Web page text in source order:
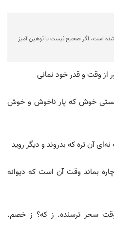
است، اگر صحیح نیست یا توهین آمیز
از وقت و قدر خود نمانی
خوش که پار ناخوش و خوش
آن تره که بدروند و دیگر روید
بماند وقت آن است که دیوانه
سحر ترسنده. ز که؟ ز خصم.